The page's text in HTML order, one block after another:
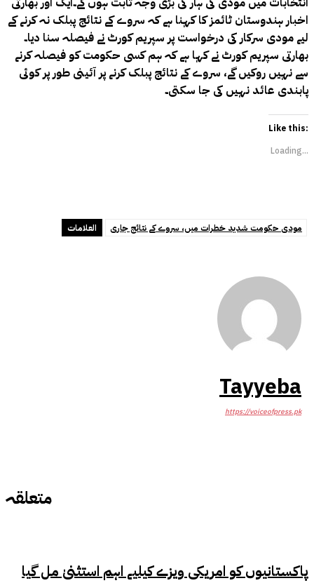
متعلقہ
پاکستانیوں کو امریکی ویزے کیلیے اہم استثنیٰ مل گیا
اخبار ہندوستان ٹائمز کا کہنا ہے کہ سروے کے نتائج پبلک نہ کرنے کے
لیے مودی سرکار کی درخواست پر سپریم کورٹ نے فیصلہ سنا دیا۔
بھارتی سپریم کورٹ نے کہا ہے کہ ہم کسی حکومت کو فیصلہ کرنے
سے نہیں روکیں گے، سروے کے نتائج پبلک کرنے پر آئینی طور پر کوئی
پابندی عائد نہیں کی جا سکتی۔
Like this:
Loading...
العلامات مودی حکومت شدید خطرات میں، سروے کے نتائج جاری
Tayyeba
https://voiceofpress.pk